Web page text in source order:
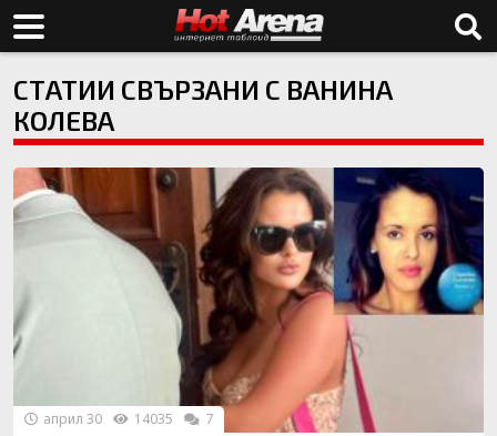
СТАТИИ СВЪРЗАНИ С ВАНИНА
КОЛЕВА
април 30 14035 7